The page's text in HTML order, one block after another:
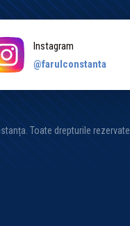
Instagram
@farulconstanta
Toate drepturile rezervate